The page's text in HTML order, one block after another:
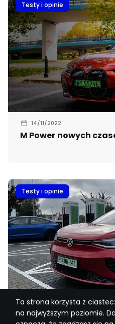
Testy i opinie
14/11/2022
M Power nowych
Testy i opinie
03/10/2022
Szybki test
Ta strona korzysta z
na najwyższym poziomie.